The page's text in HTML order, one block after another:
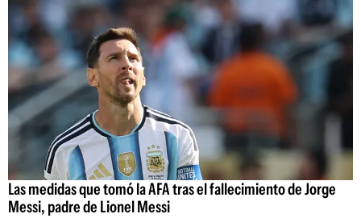
Las medidas que tomó la AFA tras el fallecimiento de Jorge
Messi, padre de Lionel Messi